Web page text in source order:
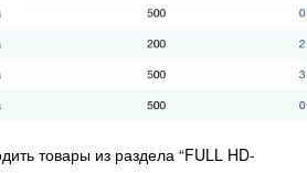
товары из раздела “FULL HD-